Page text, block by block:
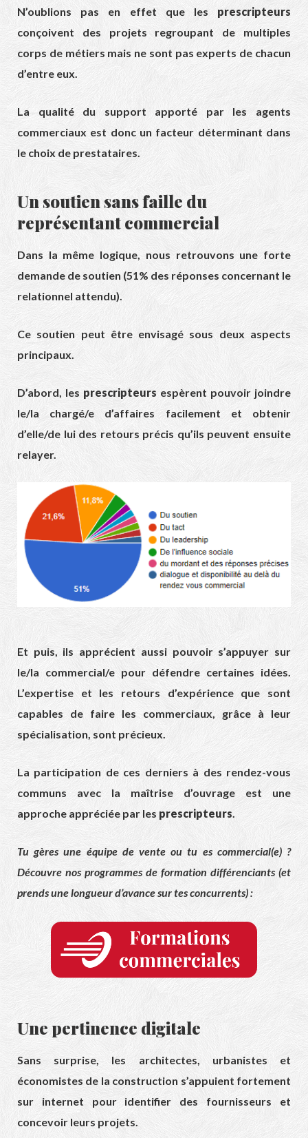
N’oublions pas en effet que les prescripteurs
conçoivent des projets regroupant de multiples
corps de métiers mais ne sont pas experts de chacun
d’entre eux.
La qualité du support apporté par les agents
commerciaux est donc un facteur déterminant dans
le choix de prestataires.
Un soutien sans faille du
représentant commercial
Dans la même logique, nous retrouvons une forte
demande de soutien (51% des réponses concernant le
relationnel attendu).
Ce soutien peut être envisagé sous deux aspects
principaux.
D’abord, les prescripteurs espèrent pouvoir joindre
le/la chargé/e d’affaires facilement et obtenir
d’elle/de lui des retours précis qu’ils peuvent ensuite
relayer.
Et puis, ils apprécient aussi pouvoir s’appuyer sur
le/la commercial/e pour défendre certaines idées.
L’expertise et les retours d’expérience que sont
capables de faire les commerciaux, grâce à leur
spécialisation, sont précieux.
La participation de ces derniers à des rendez-vous
communs avec la maîtrise d’ouvrage est une
approche appréciée par les prescripteurs.
Tu gères une équipe de vente ou tu es commercial(e) ?
Découvre nos programmes de formation différenciants (et
prends une longueur d’avance sur tes concurrents) :
Une pertinence digitale
Sans surprise, les architectes, urbanistes et
économistes de la construction s’appuient fortement
sur internet pour identifier des fournisseurs et
concevoir leurs projets.